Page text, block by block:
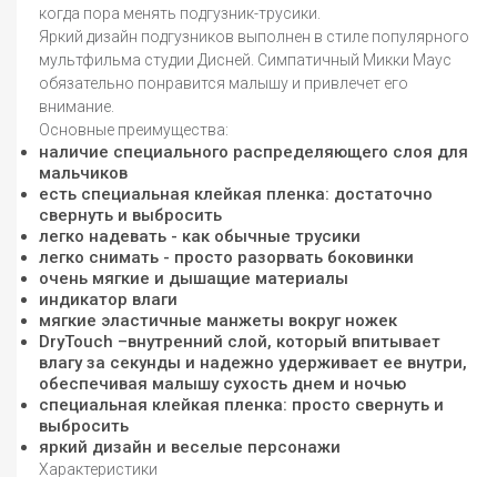
когда пора менять подгузник-трусики.
Яркий дизайн подгузников выполнен в стиле популярного
мультфильма студии Дисней. Симпатичный Микки Маус
обязательно понравится малышу и привлечет его
внимание.
Основные преимущества:
наличие специального распределяющего слоя для
мальчиков
есть специальная клейкая пленка: достаточно
свернуть и выбросить
легко надевать - как обычные трусики
легко снимать - просто разорвать боковинки
очень мягкие и дышащие материалы
индикатор влаги
мягкие эластичные манжеты вокруг ножек
DryTouch –внутренний слой, который впитывает
влагу за секунды и надежно удерживает ее внутри,
обеспечивая малышу сухость днем и ночью
специальная клейкая пленка: просто свернуть и
выбросить
яркий дизайн и веселые персонажи
Характеристики